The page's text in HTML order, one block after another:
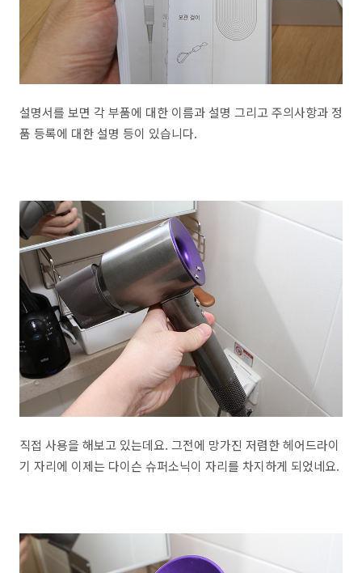
설명서를 보면 각 부품에 대한 이름과 설명 그리고 주의사항과 정
품 등록에 대한 설명 등이 있습니다.
직접 사용을 해보고 있는데요. 그전에 망가진 저렴한 헤어드라이
기 자리에 이제는 다이슨 슈퍼소닉이 자리를 차지하게 되었네요.